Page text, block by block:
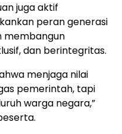
juga aktif
peran generasi
membangun
dan berintegritas.
menjaga nilai
pemerintah, tapi
warga negara,”